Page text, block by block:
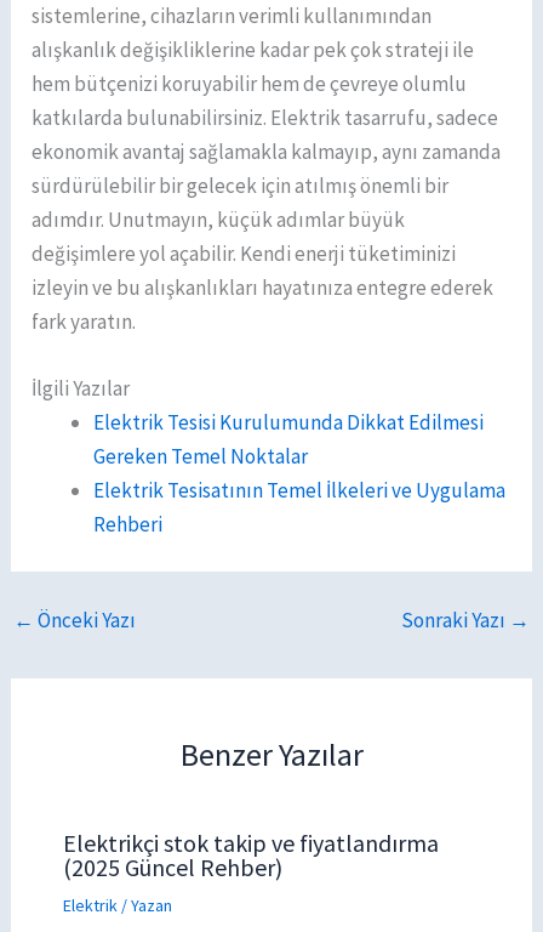
sistemlerine, cihazların verimli kullanımından
alışkanlık değişikliklerine kadar pek çok strateji ile
hem bütçenizi koruyabilir hem de çevreye olumlu
katkılarda bulunabilirsiniz. Elektrik tasarrufu, sadece
ekonomik avantaj sağlamakla kalmayıp, aynı zamanda
sürdürülebilir bir gelecek için atılmış önemli bir
adımdır. Unutmayın, küçük adımlar büyük
değişimlere yol açabilir. Kendi enerji tüketiminizi
izleyin ve bu alışkanlıkları hayatınıza entegre ederek
fark yaratın.
İlgili Yazılar
Elektrik Tesisi Kurulumunda Dikkat Edilmesi
Gereken Temel Noktalar
Elektrik Tesisatının Temel İlkeleri ve Uygulama
Rehberi
← Önceki Yazı Sonraki Yazı →
Benzer Yazılar
Elektrikçi stok takip ve fiyatlandırma
(2025 Güncel Rehber)
Elektrik/ Yazan